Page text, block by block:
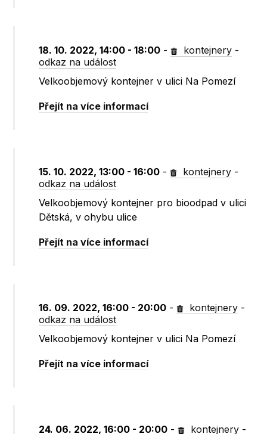
18. 10. 2022, 14:00 - 18:00 - kontejnery -
odkaz na událost
Velkoobjemový kontejner v ulici Na Pomezí
Přejít na více informací
15. 10. 2022, 13:00 - 16:00 - kontejnery -
odkaz na událost
Velkoobjemový kontejner pro bioodpad v ulici
Dětská, v ohybu ulice
Přejít na více informací
16. 09. 2022, 16:00 - 20:00 - kontejnery -
odkaz na událost
Velkoobjemový kontejner v ulici Na Pomezí
Přejít na více informací
24. 06. 2022, 16:00 - 20:00 - kontejnery -